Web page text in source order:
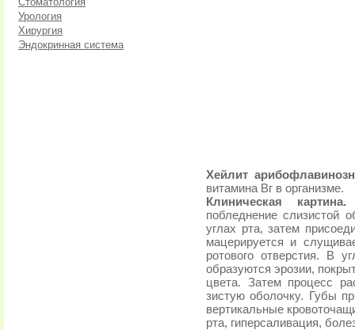
Урология
Хирургия
Эндокринная система
Хейлит
витамина Вг в организме.
Клиническая картина.
побледнение слизистой
углах рта, затем
мацерируется и
ротового отверстия. В
образуются эрозии,
цвета. Затем процесс
зистую оболочку. Губы
вертикальные
рта, гиперсаливация,